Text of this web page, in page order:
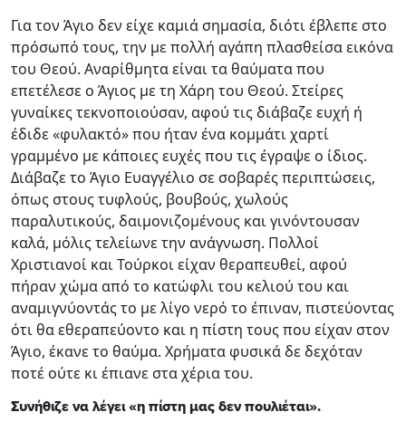
Για τον Άγιο δεν είχε καμιά σημασία, διότι έβλεπε στο
πρόσωπό τους, την με πολλή αγάπη πλασθείσα εικόνα
του Θεού. Αναρίθμητα είναι τα θαύματα που
επετέλεσε ο Άγιος με τη Χάρη του Θεού. Στείρες
γυναίκες τεκνοποιούσαν, αφού τις διάβαζε ευχή ή
έδιδε «φυλακτό» που ήταν ένα κομμάτι χαρτί
γραμμένο με κάποιες ευχές που τις έγραψε ο ίδιος.
Διάβαζε το Άγιο Ευαγγέλιο σε σοβαρές περιπτώσεις,
όπως στους τυφλούς, βουβούς, χωλούς
παραλυτικούς, δαιμονιζομένους και γινόντουσαν
καλά, μόλις τελείωνε την ανάγνωση. Πολλοί
Χριστιανοί και Τούρκοι είχαν θεραπευθεί, αφού
πήραν χώμα από το κατώφλι του κελιού του και
αναμιγνύοντάς το με λίγο νερό το έπιναν, πιστεύοντας
ότι θα εθεραπεύοντο και η πίστη τους που είχαν στον
Άγιο, έκανε το θαύμα. Χρήματα φυσικά δε δεχόταν
ποτέ ούτε κι έπιανε στα χέρια του.
Συνήθιζε να λέγει «η πίστη μας δεν πουλιέται».